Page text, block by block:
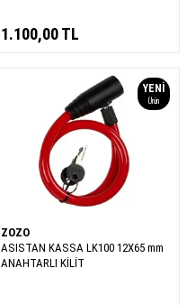
1.100,00TL
YENI
Ürün
ZOZO
ASISTAN KASSA LK100 12X65 mm
ANAHTARLI KİLİT